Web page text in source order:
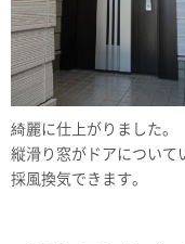
綺麗に仕上がりました。
縦滑り窓がドアについて
採風換気できます。